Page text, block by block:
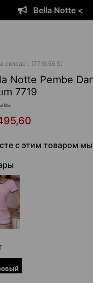
складе (7719.56.S)
Notte Pembe
7719
с этим товаром